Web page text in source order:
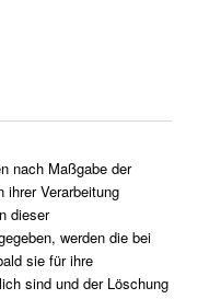
nach Maßgabe der
ihrer Verarbeitung
dieser
werden die bei
sie für ihre
sind und der Löschung